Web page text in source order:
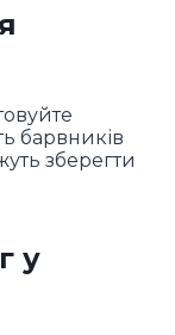
барвників
зберегти
у